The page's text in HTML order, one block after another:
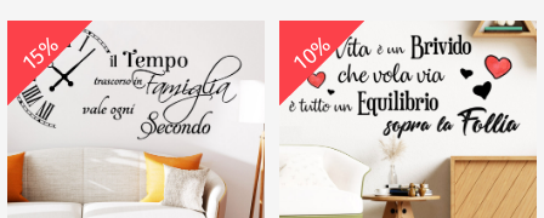
15% 10%